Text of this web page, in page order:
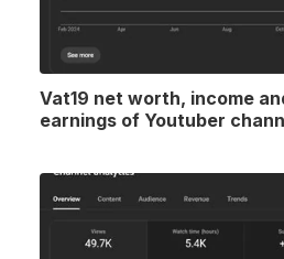
Vat19 net worth, income
earnings of Youtuber